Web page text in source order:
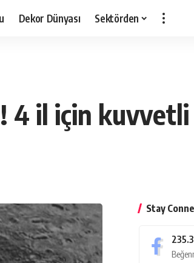
Dekor Dünyası Sektörden
il için kuvvetli
Stay